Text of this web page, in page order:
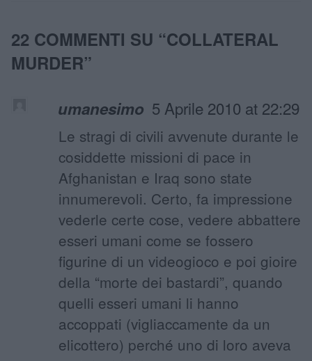
22 COMMENTI SU “COLLATERAL
MURDER”
umanesimo 5 Aprile 2010 at 22:29
Le stragi di civili avvenute durante le
cosiddette missioni di pace in
Afghanistan e Iraq sono state
innumerevoli. Certo, fa impressione
vederle certe cose, vedere abbattere
esseri umani come se fossero
figurine di un videogioco e poi gioire
della “morte dei bastardi”, quando
quelli esseri umani li hanno
accoppati (vigliaccamente da un
elicottero) perché uno di loro aveva